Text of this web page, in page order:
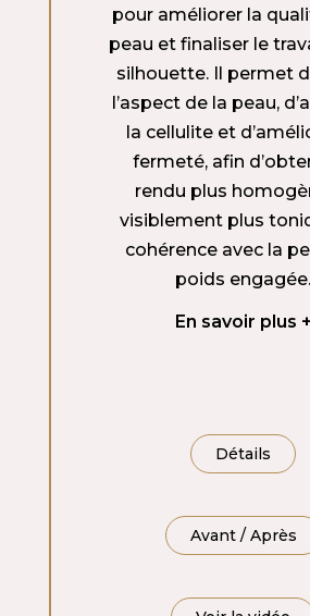
pour améliorer la
peau et finaliser le
silhouette. Il permet
l’aspect de la peau,
la cellulite et
fermeté, afin
rendu plus
visiblement plus
cohérence avec la
poids engagée.
En savoir plus
Détails
Avant / Après